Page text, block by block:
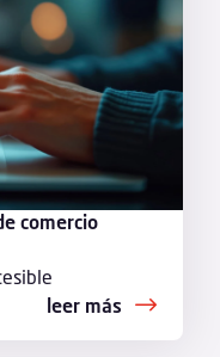
comercio
leer más